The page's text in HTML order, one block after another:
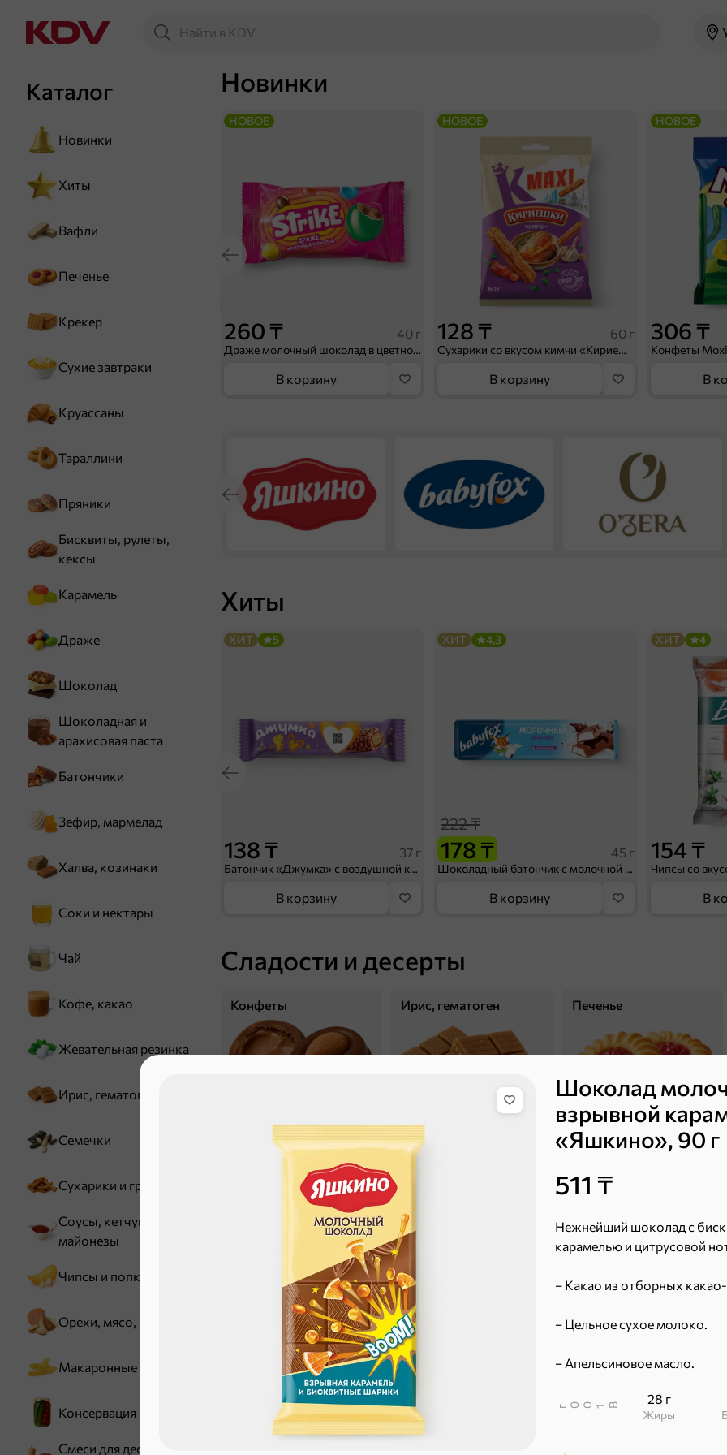
Шоколад
взрывной
«Яшкино», 90 г
511 ₸
Нежнейший шоколад с
карамелью и цитрусовой
– Какао из отборных
– Цельное сухое молоко.
– Апельсиновое масло.
В
1 00
г
28 г
Жиры
Каталог
Новинки
Хиты
Вафли
Печенье
Крекер
Сухие завтраки
Круассаны
Тараллини
Пряники
Бисквиты, рулеты,
кексы
Карамель
Драже
Шоколад
Шоколадная и
арахисовая паста
Батончики
Зефир, мармелад
Халва, козинаки
Соки и нектары
Чай
Кофе, какао
Жевательная резинка
Ирис, гематоген
Семечки
Сухарики и гренки
Соусы, кетчупы,
майонезы
Чипсы и попкорн
Орехи, мясо, рыба
Макаронные изделия
Консервация
Смеси для десертов,
Новинки
260 ₸ 40 г
Драже молочный шоколад в цветной глазури «Strike», 40 г
НОВОЕ
В корзину
128 ₸ 60 г
Cухарики со вкусом кимчи «Кириешки Maxi», 60 г
НОВОЕ
В корзину
306 ₸
НОВОЕ
В
Хиты
138 ₸ 37 г
Батончик «Джумка» с воздушной кукурузой, 37 г
ХИТ 5
В корзину
222 ₸
178 ₸ 45 г
Шоколадный батончик с молочной начинкой «BabyFox», 45 г
ХИТ 4,3
В корзину
154 ₸
ХИТ 4
В
Сладости и десерты
Конфеты Ирис, гематоген Печенье
Зефир, мармелад Вафли
Карамель Пряники